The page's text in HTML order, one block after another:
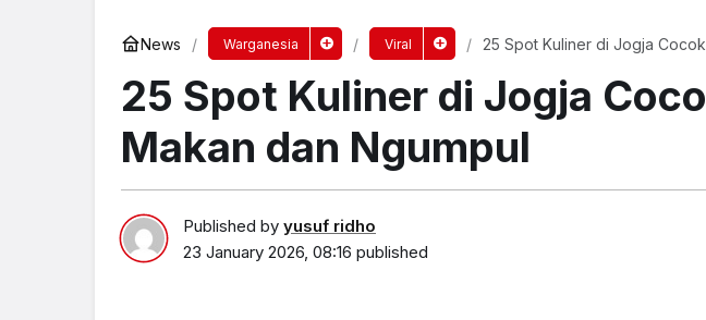
News Warganesia Viral 25 Spot Kuliner di Jogja
25 Spot Kuliner di Jogja
Makan dan Ngumpul
Published by yusuf ridho
23 January 2026, 08:16 published